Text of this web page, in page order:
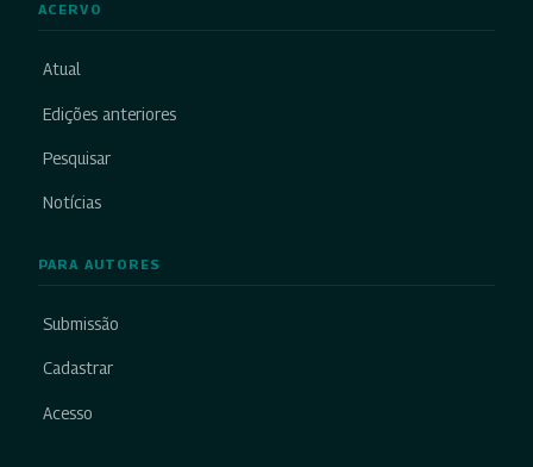
ACERVO
Atual
Edições anteriores
Pesquisar
Notícias
PARA AUTORES
Submissão
Cadastrar
Acesso